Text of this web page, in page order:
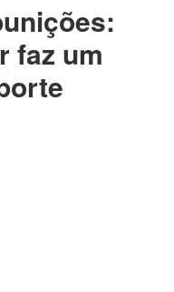
faz um